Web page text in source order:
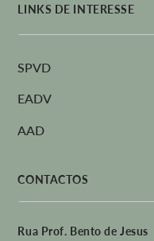
LINKS DE INTERESSE
SPVD
EADV
AAD
CONTACTOS
Rua Prof. Bento de Jesus